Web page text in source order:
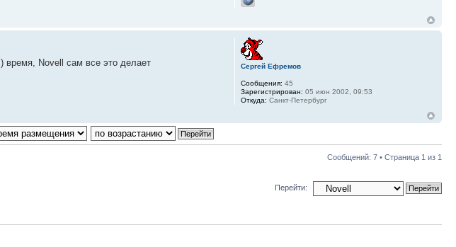
) время, Novell сам все это делает Сергей Ефремов
Сообщения: 45
Зарегистрирован: 05 июн 2002, 09:53
Откуда: Санкт-Петербург
Сообщений: 7 • Страница 1 из 1
Перейти: